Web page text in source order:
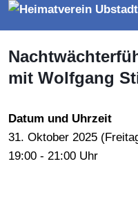
mit Wolfgang
Datum und Uhrzeit
31. Oktober 2025 (
19:00 - 21:00 Uhr